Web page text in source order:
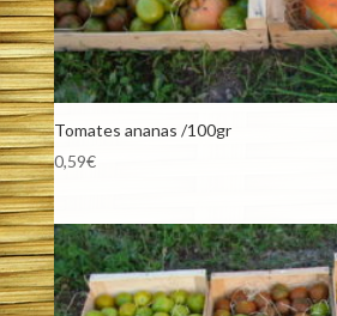
Tomates ananas /100gr
0,59€